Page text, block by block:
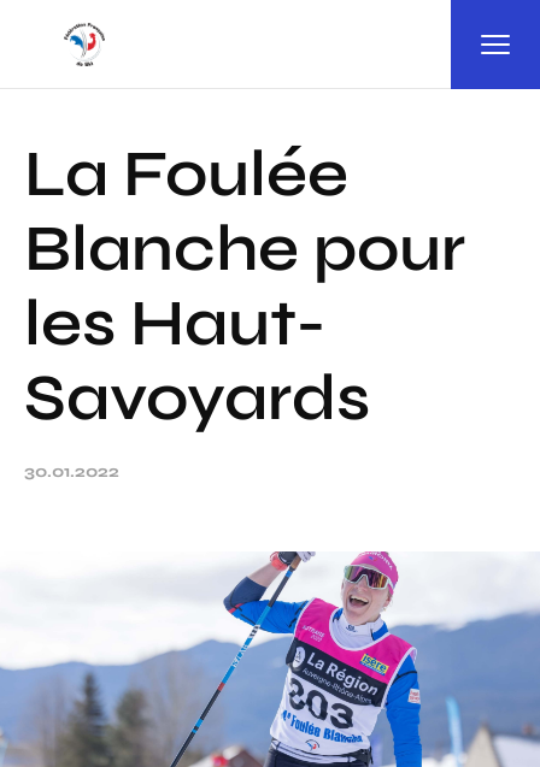
La Foulée
Blanche pour
les Haut-
Savoyards
30.01.2022